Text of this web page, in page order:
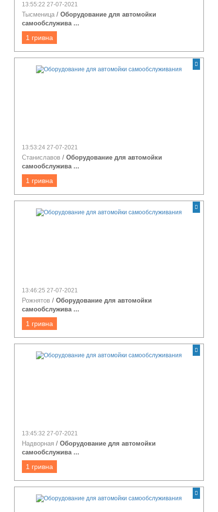
13:55:22 27-07-2021
Тысменица/Оборудование для автомойки
самообслужива ...
1 гривна
13:53:24 27-07-2021
Станиславов/Оборудование для автомойки
самообслужива ...
1 гривна
13:46:25 27-07-2021
Рожнятов/Оборудование для автомойки
самообслужива ...
1 гривна
13:45:32 27-07-2021
Надворная/Оборудование для автомойки
самообслужива ...
1 гривна